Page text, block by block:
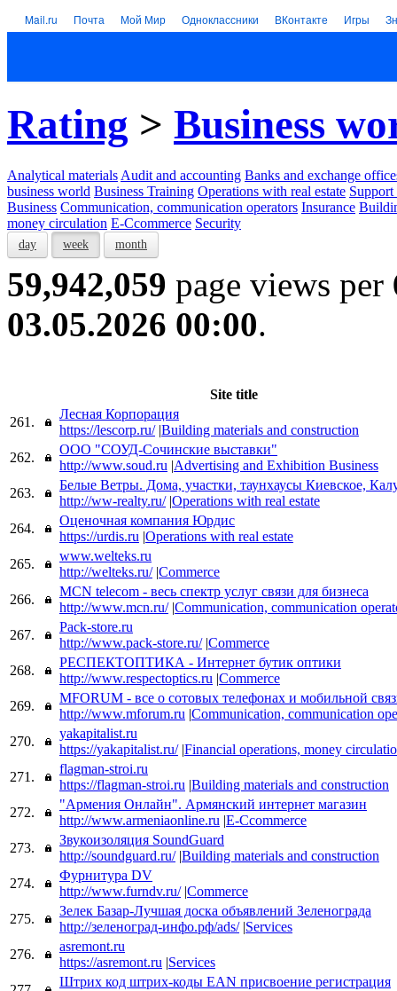
Mail.ru Почта Мой Мир Одноклассники ВКонтакте Игры
Rating > Business
Analytical materials Audit and accounting Banks and exchange
business world Business Training Operations with real estate Support
Business Communication, communication operators Insurance
money circulation E-Ccommerce Security
day week month
59,942,059 page views per
03.05.2026 00:00.
Site title
261.
Лесная Корпорация
https://lescorp.ru/ |Building materials and construction
262.
ООО "СОУД-Сочинские выставки"
http://www.soud.ru |Advertising and Exhibition Business
263.
Белые Ветры. Дома, участки, таунхаусы Киевское,
http://ww-realty.ru/ |Operations with real estate
264.
Оценочная компания Юрдис
https://urdis.ru |Operations with real estate
265.
www.welteks.ru
http://welteks.ru/ |Commerce
266.
MCN telecom - весь спектр услуг связи для бизнеса
http://www.mcn.ru/ |Communication, communication
267.
Pack-store.ru
http://www.pack-store.ru/ |Commerce
268.
РЕСПЕКТОПТИКА - Интернет бутик оптики
http://www.respectoptics.ru |Commerce
269.
MFORUM - все о сотовых телефонах и мобильной
http://www.mforum.ru |Communication, communication
270.
yakapitalist.ru
https://yakapitalist.ru/ |Financial operations, money
271.
flagman-stroi.ru
https://flagman-stroi.ru |Building materials and construction
272.
"Армения Онлайн". Армянский интернет магазин
http://www.armeniaonline.ru |E-Ccommerce
273.
Звукоизоляция SoundGuard
http://soundguard.ru/ |Building materials and construction
274.
Фурнитура DV
http://www.furndv.ru/ |Commerce
275.
Зелек Базар-Лучшая доска объявлений Зеленограда
http://зеленоград-инфо.рф/ads/ |Services
276.
asremont.ru
https://asremont.ru |Services
Штрих код штрих-коды EAN присвоение регистрация